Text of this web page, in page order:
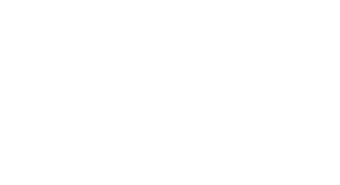
kemenkumham RI;
protokol
latar belakang warna
2 lembar.
tanda terima pendaftaran
pada ayat 3